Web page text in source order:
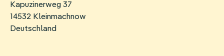
Kapuzinerweg 37
14532 Kleinmachnow
Deutschland